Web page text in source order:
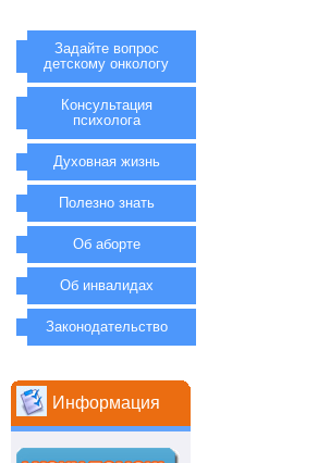
Задайте вопрос
детскому онкологу
Консультация
психолога
Духовная жизнь
Полезно знать
Об аборте
Об инвалидах
Законодательство
Информация